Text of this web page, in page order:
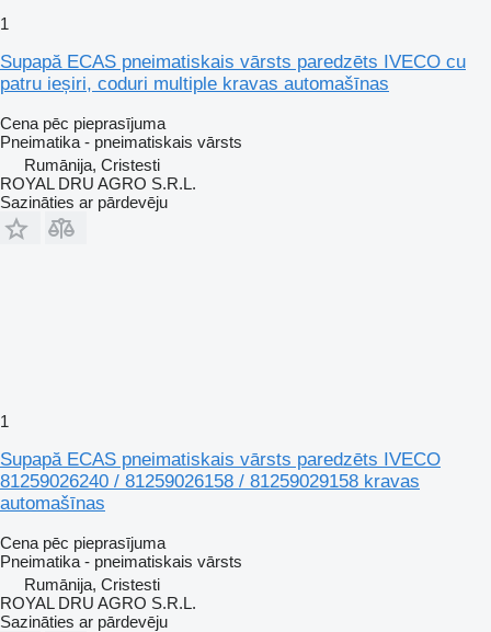
1
Supapă ECAS pneimatiskais vārsts paredzēts IVECO cu
patru ieșiri, coduri multiple kravas automašīnas
Cena pēc pieprasījuma
Pneimatika - pneimatiskais vārsts
Rumānija, Cristesti
ROYAL DRU AGRO S.R.L.
Sazināties ar pārdevēju
1
Supapă ECAS pneimatiskais vārsts paredzēts IVECO
81259026240 / 81259026158 / 81259029158 kravas
automašīnas
Cena pēc pieprasījuma
Pneimatika - pneimatiskais vārsts
Rumānija, Cristesti
ROYAL DRU AGRO S.R.L.
Sazināties ar pārdevēju